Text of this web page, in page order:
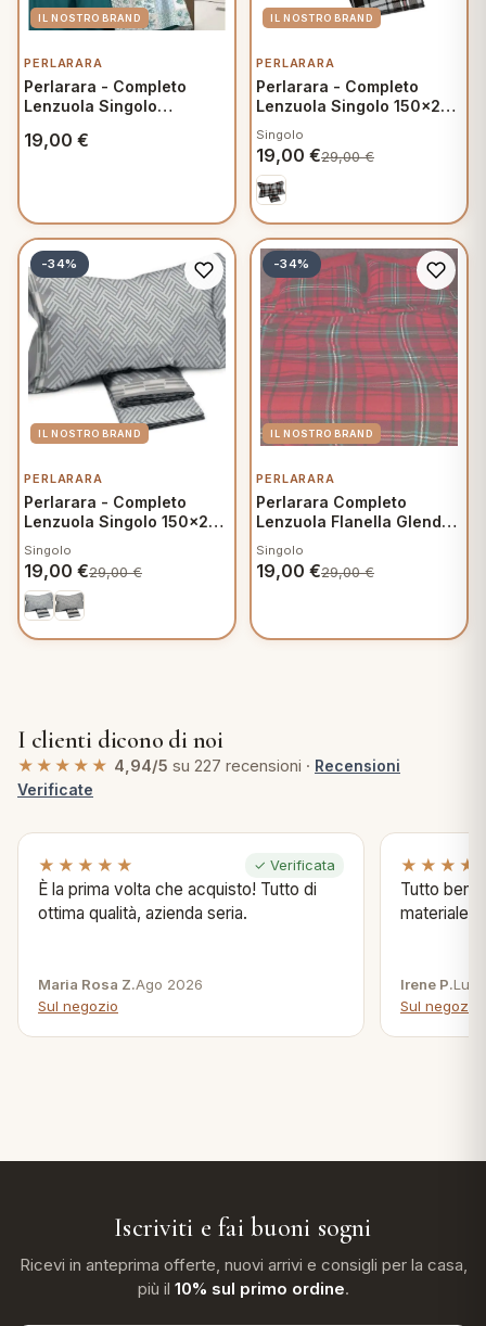
PERLARARA
Perlarara - Completo
Lenzuola Singolo
Primavera Verde
19,00 €
PERLARARA
Perlarara - Completo
Lenzuola Singolo 150x280
C251
Singolo
19,00 €29,00€
-34%
PERLARARA
Perlarara - Completo
Lenzuola Singolo 150x280
Singolo
19,00 €29,00€
-34%
PERLARARA
Perlarara Completo
Lenzuola Flanella Glenda
Singolo
19,00 €29,00€
I clienti dicono di noi
★★★★★ 4,94/5 su 227 recensioni · Recensioni
Verificate
★★★★★ ✓ Verificata
È la prima volta che acquisto! Tutto di
ottima qualità, azienda seria.
Maria Rosa Z.Ago 2026
Sul negozio
Tutto bene
materiale .
Irene P.Lug
Sul negozio
Iscriviti e fai buoni sogni
Ricevi in anteprima offerte, nuovi arrivi e consigli per la casa,
più il 10% sul primo ordine.